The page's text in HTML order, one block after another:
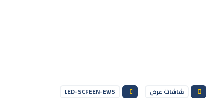
شاشات عرض LED-SCREEN-EWS